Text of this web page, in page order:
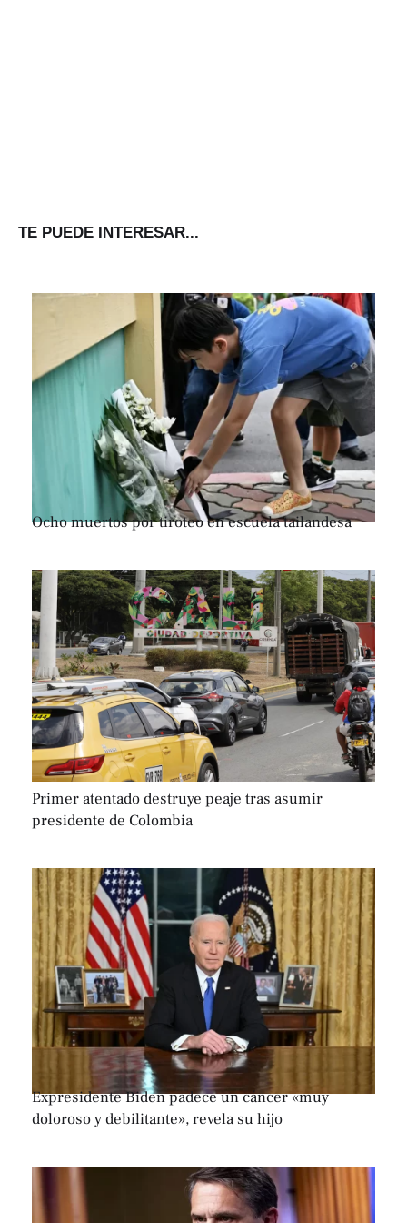
TE PUEDE INTERESAR...
Ocho muertos por tiroteo en escuela tailandesa
Primer atentado destruye peaje tras asumir
presidente de Colombia
Expresidente Biden padece un cáncer «muy
doloroso y debilitante», revela su hijo